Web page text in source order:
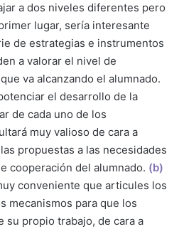
a dos niveles diferentes pero
lugar, sería interesante
de estrategias e instrumentos
a valorar el nivel de
va alcanzando el alumnado.
el desarrollo de la
de cada uno de los
muy valioso de cara a
propuestas a las necesidades
cooperación del alumnado. (b)
conveniente que articules los
mecanismos para que los
propio trabajo, de cara a